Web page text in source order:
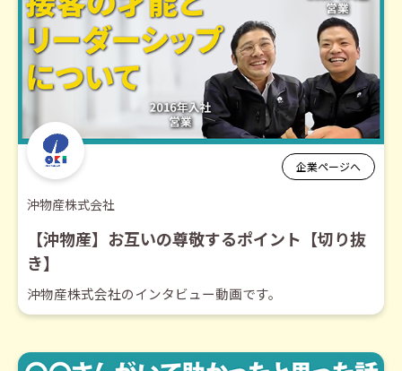
企業ページへ
沖物産株式会社
【沖物産】お互いの尊敬するポイント【切り抜
き】
沖物産株式会社のインタビュー動画です。